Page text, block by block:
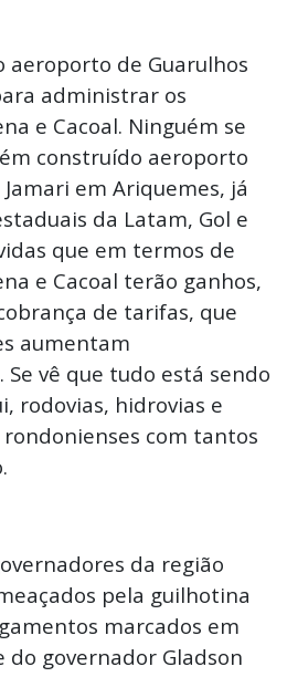
aeroporto de Guarulhos
administrar os
e Cacoal. Ninguém se
construído aeroporto
em Ariquemes, já
da Latam, Gol e
que em termos de
e Cacoal terão ganhos,
de tarifas, que
aumentam
vê que tudo está sendo
rodovias, hidrovias e
com tantos
da região
pela guilhotina
marcados em
do governador Gladson